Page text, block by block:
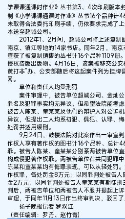
学课课通课时作业》丛书第3、4次印刷版本封
制《小学课课通课时作业》丛书16个品种计
未取得合法委托印刷手续，仍依要求完成了
本送至超诚公司。
2012年1、2月间，超诚公司将上述复制
南京、镇江等地的14家书店。同年2月，南京
查获了被复制销售的丛书计16个品种1109册
侵权盗版出版物。4月16日，该案被移交公
黄打非”办、公安部随后将这起案件列为挂牌
网。
单位和责任人均受刑罚
案件审理中，被告单位超诚公司、金灿公
罪名及犯罪事实均无异议，但希望法院能考
被告人陈某、童某某及他们的辩护人对公诉
异议，但提出二人均系初犯、偶犯、认罪、
处罚并适用缓刑。
9月24日，鼓楼法院对此案作出一审宣判
作权人享有著作权的图书计16个品种、总计
罪。被告人陈某、童某某分别系两被告单位
构成侵犯著作权罪。两被告单位在共同犯罪
陈某和童某某均有悔罪表现，可以从轻处罚
作权罪，各处罚金8万元；以同罪判处被告
金2万元；以同罪判处被告人童某某有期徒刑
判后，两被告单位和两被告人不服并提起上
审理，于同年11月13日作出终审判决，驳回
扬子晚报记者 罗双江
（责任编辑：罗丹、赵竹青)